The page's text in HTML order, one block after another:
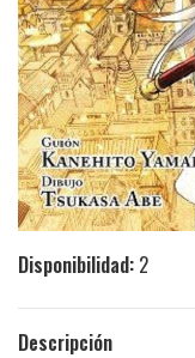
Disponibilidad: 2
Descripción